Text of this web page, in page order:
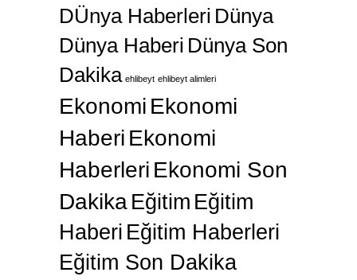
DÜnya Haberleri Dünya
Dünya Haberi Dünya Son
Dakika ehlibeyt ehlibeyt alimleri
Ekonomi Ekonomi
Haberi Ekonomi
Haberleri Ekonomi Son
Dakika Eğitim Eğitim
Haberi Eğitim Haberleri
Eğitim Son Dakika